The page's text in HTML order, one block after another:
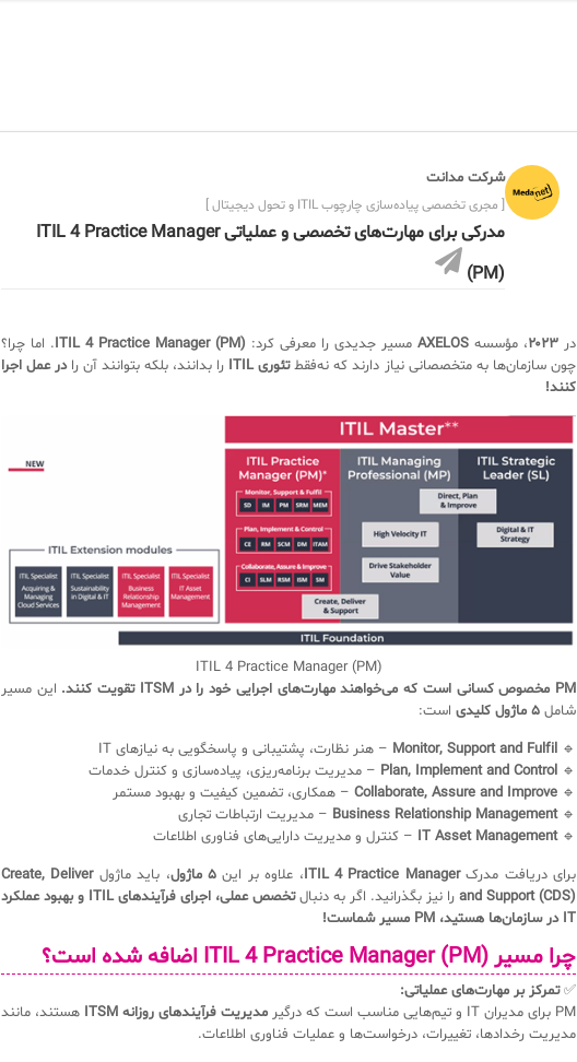
شرکت مدانت
[ مجری تخصصی پیاده‌سازی چارچوب ITIL و تحول دیجیتال ]
مدرکی برای مهارت‌های تخصصی و عملیاتی ITIL 4 Practice Manager
(PM)
در ۲۰۲۳، مؤسسه AXELOS مسیر جدیدی را معرفی کرد: ITIL 4 Practice Manager (PM). اما چرا؟
چون سازمان‌ها به متخصصانی نیاز دارند که نه‌فقطتئوری ITIL را بدانند، بلکه بتوانند آن رادر عمل اجرا
کنند!
ITIL 4 Practice Manager (PM)
PM مخصوص کسانی است که می‌خواهند مهارت‌های اجرایی خود را در ITSM تقویت کنند.
این مسیر
شامل ۵ ماژول کلیدی
است:
🔹
Monitor, Support and Fulfil – هنر نظارت، پشتیبانی و پاسخگویی به نیازهای IT
🔹
Plan, Implement and Control – مدیریت برنامه‌ریزی، پیاده‌سازی و کنترل خدمات
🔹
Collaborate, Assure and Improve – همکاری، تضمین کیفیت و بهبود مستمر
🔹
Business Relationship Management – مدیریت ارتباطات تجاری
🔹
IT Asset Management – کنترل و مدیریت دارایی‌های فناوری اطلاعات
برای دریافت مدرکITIL 4 Practice Manager، علاوه بر این ۵ ماژول ، باید ماژولCreate, Deliver
and Support (CDS) را نیز بگذرانید. اگر به دنبال
تخصص عملی، اجرای فرآیندهای ITIL و بهبود عملکرد
IT در سازمان‌ها هستید، PM مسیر شماست!
چرا مسیر ITIL 4 Practice Manager (PM) اضافه شده است؟
✅تمرکز بر مهارت‌های عملیاتی:
PM برای مدیران IT و تیم‌هایی مناسب است که درگیر
مدیریت فرآیندهای روزانه ITSM
هستند، مانند
مدیریت رخدادها، تغییرات، درخواست‌ها و عملیات فناوری اطلاعات.